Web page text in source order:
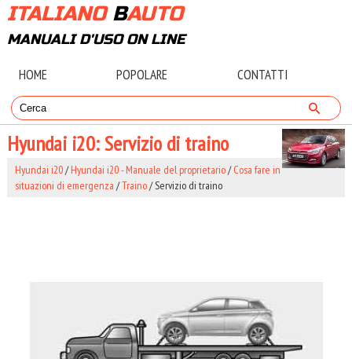
ITALIANOBAUTO
MANUALI D'USO ON LINE
HOME POPOLARE CONTATTI
Hyundai i20: Servizio di traino
Hyundai i20/Hyundai i20 - Manuale del proprietario/Cosa fare in
situazioni di emergenza /Traino/ Servizio di traino